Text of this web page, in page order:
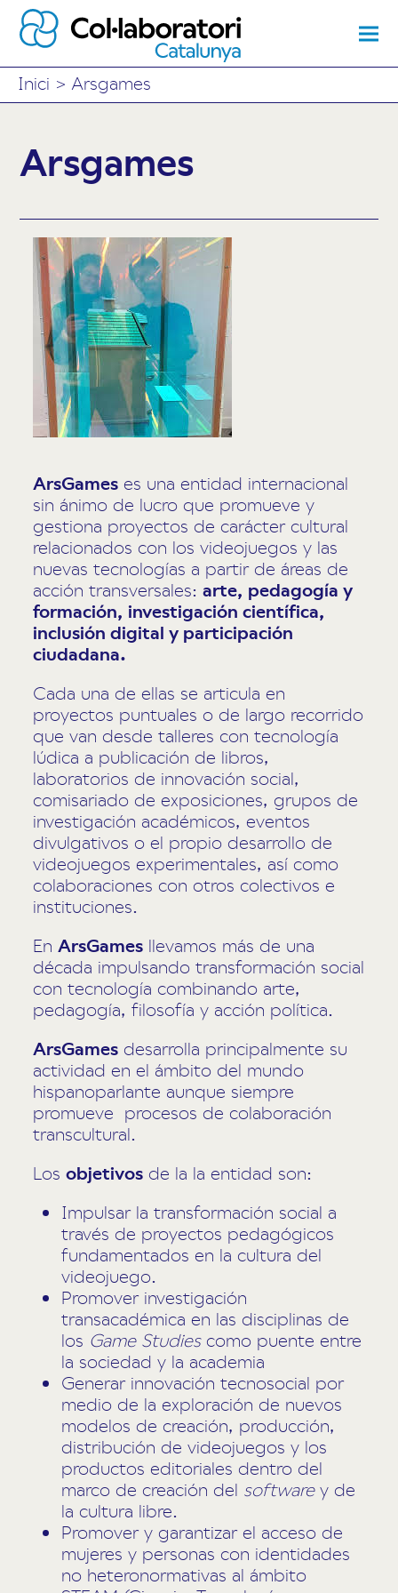
Inici > Arsgames
Arsgames
ArsGames es una entidad internacional
sin ánimo de lucro que promueve y
gestiona proyectos de carácter cultural
relacionados con los videojuegos y las
nuevas tecnologías a partir de áreas de
acción transversales:arte, pedagogía y
formación, investigación científica,
inclusión digital y participación
ciudadana.
Cada una de ellas se articula en
proyectos puntuales o de largo recorrido
que van desde talleres con tecnología
lúdica a publicación de libros,
laboratorios de innovación social,
comisariado de exposiciones, grupos de
investigación académicos, eventos
divulgativos o el propio desarrollo de
videojuegos experimentales, así como
colaboraciones con otros colectivos e
instituciones.
EnArsGames llevamos más de una
década impulsando transformación social
con tecnología combinando arte,
pedagogía, filosofía y acción política.
ArsGames desarrolla principalmente su
actividad en el ámbito del mundo
hispanoparlante aunque siempre
promueve procesos de colaboración
transcultural.
Losobjetivos de la la entidad son:
Impulsar la transformación social a
través de proyectos pedagógicos
fundamentados en la cultura del
videojuego.
Promover investigación
transacadémica en las disciplinas de
los Game Studiescomo puente entre
la sociedad y la academia
Generar innovación tecnosocial por
medio de la exploración de nuevos
modelos de creación, producción,
distribución de videojuegos y los
productos editoriales dentro del
marco de creación del softwarey de
la cultura libre.
Promover y garantizar el acceso de
mujeres y personas con identidades
no heteronormativas al ámbito